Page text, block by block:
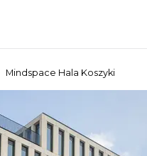
Mindspace Hala Koszyki